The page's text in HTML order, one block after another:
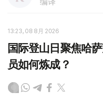
13:23, 08 8月 2026
国际登山日聚焦哈
员如何炼成？